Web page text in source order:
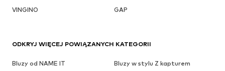
VINGINO
GAP
ODKRYJ WIĘCEJ POWIĄZANYCH KATEGORII
Bluzy od NAME IT
Bluzy w stylu Z kapturem